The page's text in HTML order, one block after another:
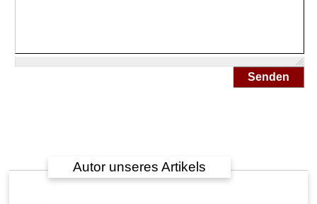
Senden
Autor unseres Artikels
r
a
t